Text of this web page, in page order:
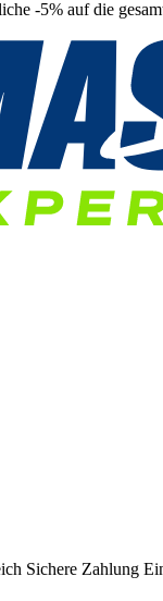
-5% auf die
Sichere Zahlung